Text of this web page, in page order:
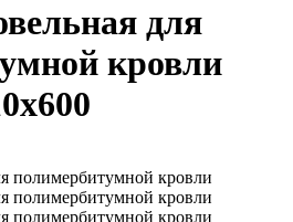
для
кровли